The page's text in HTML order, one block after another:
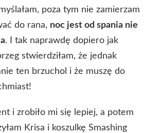
poza tym nie zamierzam
do rana, noc jest od spania nie
. I tak naprawdę dopiero jak
stwierdziłam, że jednak
ten brzuchol i że muszę do
i zrobiło mi się lepiej, a potem
Krisa i koszulkę Smashing